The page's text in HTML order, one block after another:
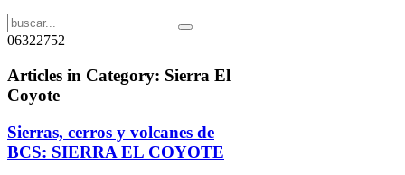
06322752
Articles in Category: Sierra El
Coyote
Sierras, cerros y volcanes de
BCS: SIERRA EL COYOTE